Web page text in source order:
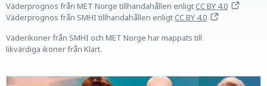
Väderprognos från MET Norge tillhandahållen enligtCC BY 4.0
Väderprognos från SMHI tillhandahållen enligtCC BY 4.0
Väderikoner från SMHI och MET Norge har mappats till
likvärdiga ikoner från Klart.